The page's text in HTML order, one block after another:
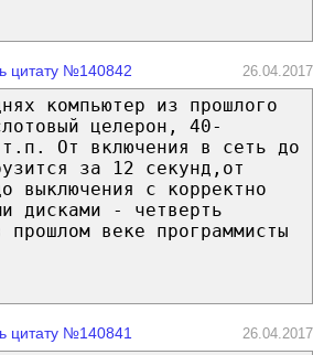
цитату №140842 26.04.2017
компьютер из прошлого
целерон, 40-
От включения в сеть до
за 12 секунд,от
выключения с корректно
дисками - четверть
веке программисты
цитату №140841 26.04.2017